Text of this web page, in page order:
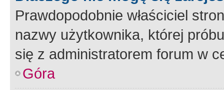
Prawdopodobnie właściciel
nazwy użytkownika, której
się z administratorem forum w
Góra